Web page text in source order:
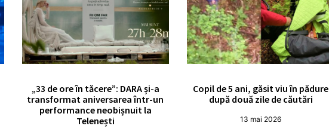
„33 de ore în tăcere”: DARA și-a
transformat aniversarea într-un
performance neobișnuit la
Telenești
Copil de 5 ani, găsit viu în pădure
după două zile de căutări
13 mai 2026